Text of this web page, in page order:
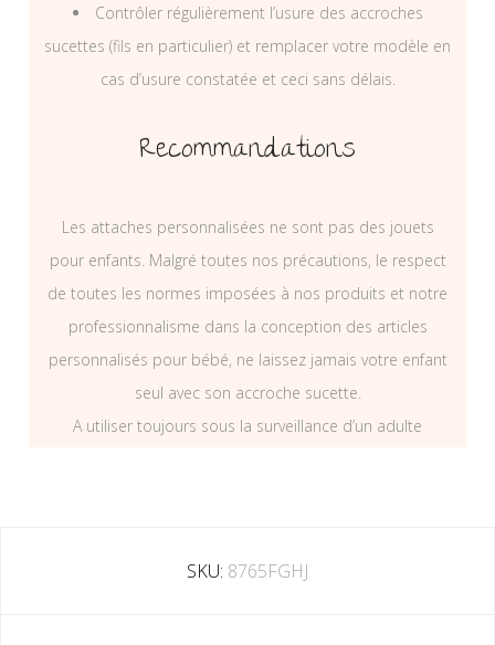
Contrôler régulièrement l’usure des accroches
sucettes (fils en particulier) et remplacer votre modèle en
cas d’usure constatée et ceci sans délais.
Recommandations
Les attaches personnalisées ne sont pas des jouets
pour enfants. Malgré toutes nos précautions, le respect
de toutes les normes imposées à nos produits et notre
professionnalisme dans la conception des articles
personnalisés pour bébé, ne laissez jamais votre enfant
seul avec son accroche sucette.
A utiliser toujours sous la surveillance d’un adulte
SKU: 8765FGHJ